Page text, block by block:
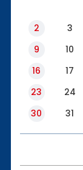
2
3
9
10
16
17
23
24
30
31